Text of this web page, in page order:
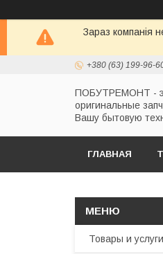
Зараз компанія
+380 (63) 199-96-
ПОБУТРЕМОНТ -
оригинальные
Вашу бытовую
ГЛАВНАЯ
Товары и услуги